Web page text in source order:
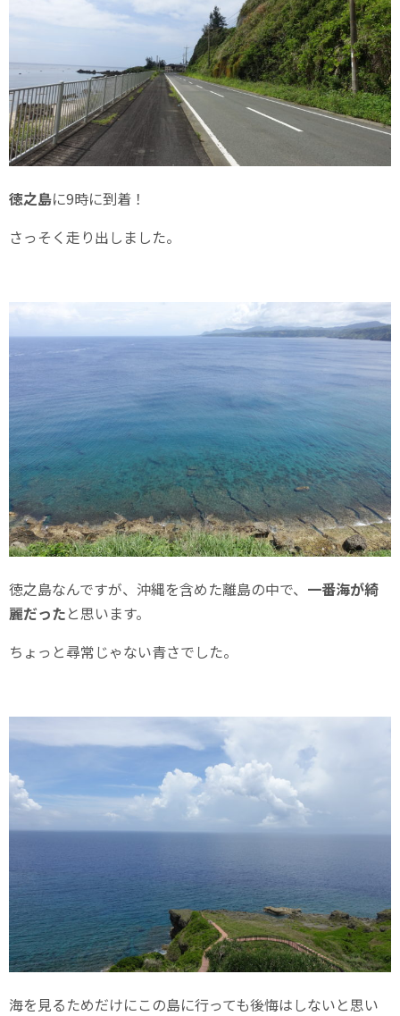
徳之島に9時に到着！
さっそく走り出しました。
徳之島なんですが、沖縄を含めた離島の中で、 一番海が綺
麗だったと思います。
ちょっと尋常じゃない青さでした。
海を見るためだけにこの島に行っても後悔はしないと思い